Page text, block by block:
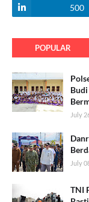
500
POPULAR
July
July
TNI